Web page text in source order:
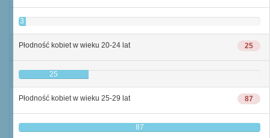
3
25
Płodność kobiet w wieku 20-24 lat
25
87
Płodność kobiet w wieku 25-29 lat
87